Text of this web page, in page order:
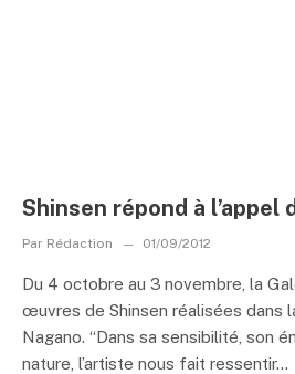
Shinsen répond à l’appel
Par Rédaction 01/09/2012
Du 4 octobre au 3 novembre, la
œuvres de Shinsen réalisées dans
Nagano. “Dans sa sensibilité, son
nature, l’artiste nous fait ressentir...